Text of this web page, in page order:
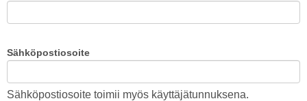
Sähköpostiosoite
Sähköpostiosoite toimii myös käyttäjätunnuksena.